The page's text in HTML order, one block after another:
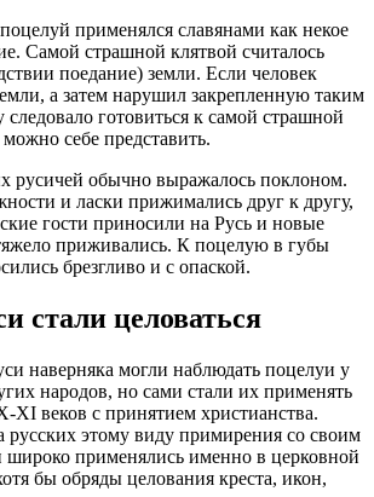
применялся славянами как некое
Самой страшной клятвой считалось
поедание) земли. Если человек
а затем нарушил закрепленную таким
следовало готовиться к самой страшной
себе представить.
русичей обычно выражалось поклоном.
и ласки прижимались друг к другу,
гости приносили на Русь и новые
приживались. К поцелую в губы
брезгливо и с опаской.
стали целоваться
наверняка могли наблюдать поцелуи у
народов, но сами стали их применять
XI веков с принятием христианства.
русских этому виду примирения со своим
применялись именно в церковной
бы обряды целования креста, икон,